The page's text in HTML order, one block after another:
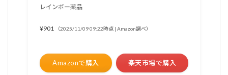
レインボー薬品
¥901 （2025/11/09 09:22時点 | Amazon調べ）
Amazonで購入 楽天市場で購入